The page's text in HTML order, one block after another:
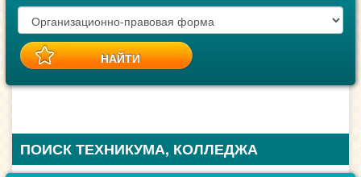
ПОИСК ТЕХНИКУМА, КОЛЛЕДЖА